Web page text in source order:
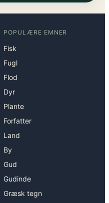
POPULÆRE EMNER
Fisk
Fugl
Flod
Dyr
Plante
Forfatter
Land
By
Gud
Gudinde
Græsk tegn